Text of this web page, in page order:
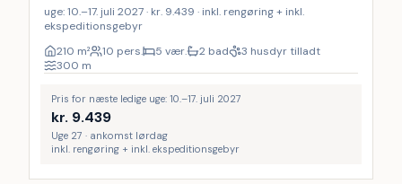
uge: 10.–17. juli 2027 · kr. 9.439 · inkl. rengøring + inkl.
ekspeditionsgebyr
210 m² 10 pers. 5 vær. 2 bad
3 husdyr tilladt
300 m
Pris for næste ledige uge: 10.–17. juli 2027
kr. 9.439
Uge 27 · ankomst lørdag
inkl. rengøring + inkl. ekspeditionsgebyr
Inkl. rengøring